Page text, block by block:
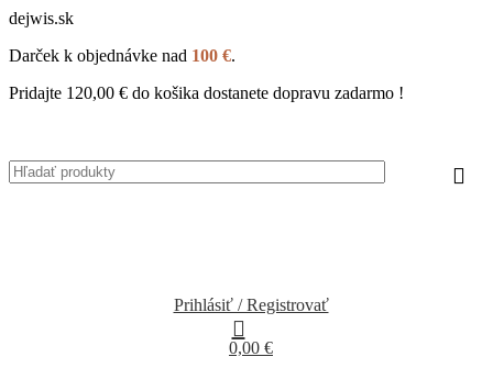
dejwis.sk
Darček k objednávke nad 100 €.
Pridajte 120,00 € do košika dostanete dopravu zadarmo !
Prihlásiť / Registrovať
0,00 €